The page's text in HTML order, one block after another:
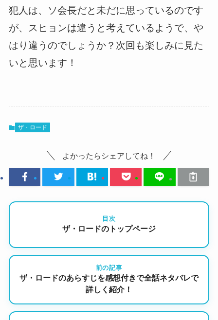
犯人は、ソ会長だと未だに思っているのです
が、スヒョンは違うと考えているようで、や
はり違うのでしょうか？次回も楽しみに見た
いと思います！
ザ・ロード
よかったらシェアしてね！
目次
ザ・ロードのトップページ
前の記事
ザ・ロードのあらすじを感想付きで全話ネタバレで
詳しく紹介！